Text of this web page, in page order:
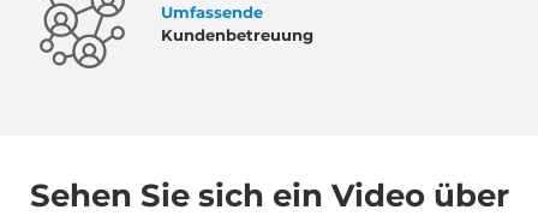
Umfassende
Kundenbetreuung
Sehen Sie sich ein Video über